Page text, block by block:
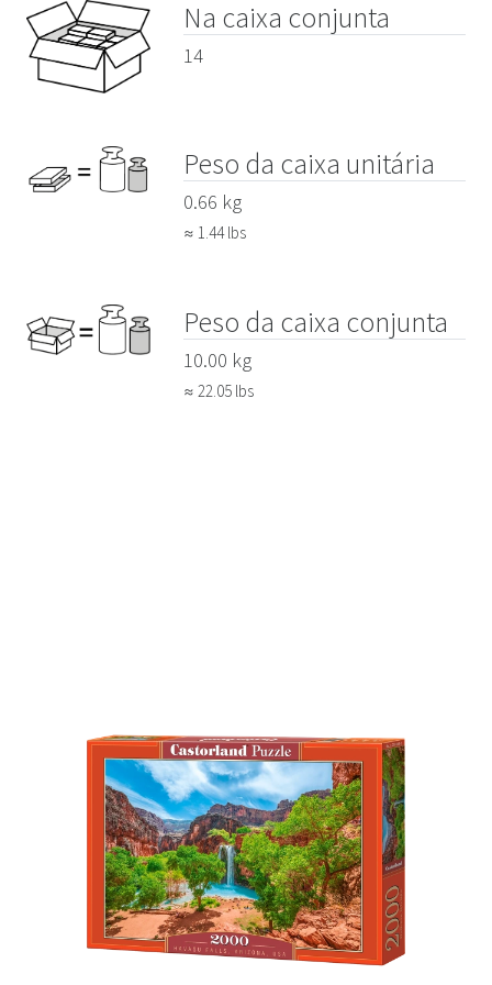
Na caixa conjunta
14
Peso da caixa unitária
0.66 kg
≈ 1.44 lbs
Peso da caixa conjunta
10.00 kg
≈ 22.05 lbs